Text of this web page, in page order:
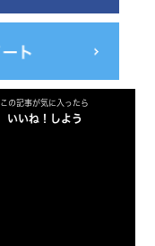
この記事が気に入ったら
いいね！しよう